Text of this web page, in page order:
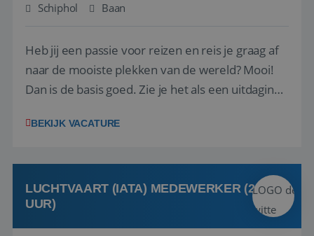
Schiphol Baan
Heb jij een passie voor reizen en reis je graag af
naar de mooiste plekken van de wereld? Mooi!
Dan is de basis goed. Zie je het als een uitdaging
het samenstellen en boeken van de perfecte
deze onderdelen zijn nu samen gevoegd...
BEKIJK VACATURE
LUCHTVAART (IATA) MEDEWERKER (24-32
UUR)